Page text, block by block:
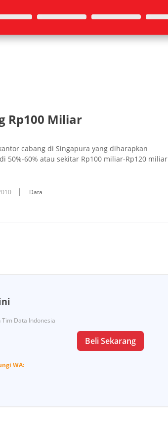
Rp100 Miliar
cabang di Singapura yang diharapkan
50%-60% atau sekitar Rp100 miliar-Rp120 miliar
Data
Data Indonesia
WA:
Beli Sekarang